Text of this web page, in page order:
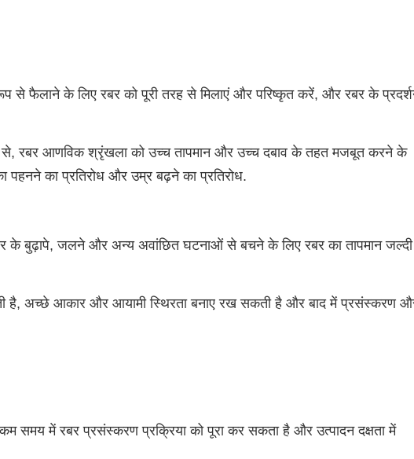
से फैलाने के लिए रबर को पूरी तरह से मिलाएं और परिष्कृत करें, और रबर के
रबर आणविक श्रृंखला को उच्च तापमान और उच्च दबाव के तहत मजबूत करने के
पहनने का प्रतिरोध और उम्र बढ़ने का प्रतिरोध.
के बुढ़ापे, जलने और अन्य अवांछित घटनाओं से बचने के लिए रबर का तापमान जल्दी
है, अच्छे आकार और आयामी स्थिरता बनाए रख सकती है और बाद में प्रसंस्करण
में रबर प्रसंस्करण प्रक्रिया को पूरा कर सकता है और उत्पादन दक्षता में